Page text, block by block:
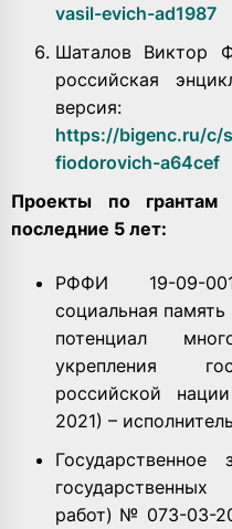
vasil-evich-ad1987
Шаталов Виктор
российская
версия:
https://bigenc.ru/c/
fiodorovich-a64cef
Проекты по
последние 5 лет:
РФФИ 19-09-
социальная
потенциал
укрепления
российской
2021) –
работ) № 073-03-